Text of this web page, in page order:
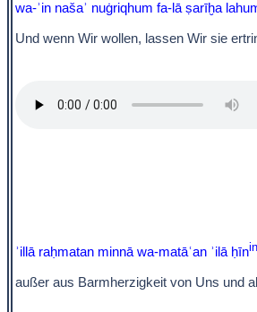
wa-ʾin našaʾ nuġriqhum fa-lā ṣarīḫa
Und wenn Wir wollen, lassen Wir sie
ʾillā raḥmatan minnā wa-matāʿan ʾilā ḥīnin
außer aus Barmherzigkeit von Uns und